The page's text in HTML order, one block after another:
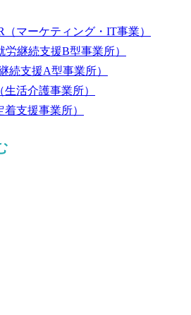
（マーケティング・IT事業）
労継続支援B型事業所）
続支援A型事業所）
（生活介護事業所）
着支援事業所）